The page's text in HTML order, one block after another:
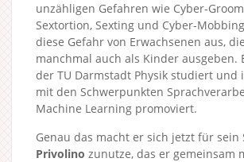
unzähligen Gefahren wie Cyber-
Sextortion, Sexting und Cyber-
diese Gefahr von Erwachsenen aus,
manchmal auch als Kinder ausgeben.
der TU Darmstadt Physik studiert und
mit den Schwerpunkten
Machine Learning promoviert.
Genau das macht er sich jetzt für sein
Privolino zunutze, das er gemeinsam